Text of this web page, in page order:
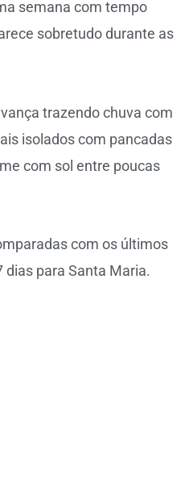
semana com tempo
sobretudo durante as
trazendo chuva com
isolados com pancadas
com sol entre poucas
com os últimos
dias para Santa Maria.